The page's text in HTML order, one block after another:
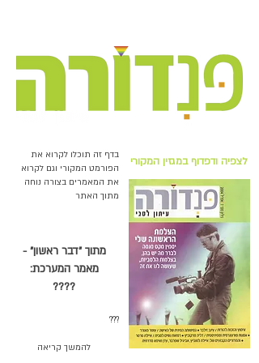
בדף זה תוכלו לקרוא את
הפורמט המקורי וגם לקרוא
את המאמרים בצורה נוחה
מתוך האתר
מתוך ״דבר ראשון״ -
מאמר המערכת:
????
???
להמשך קריאה
לצפיה ודפדוף במגזין המקורי